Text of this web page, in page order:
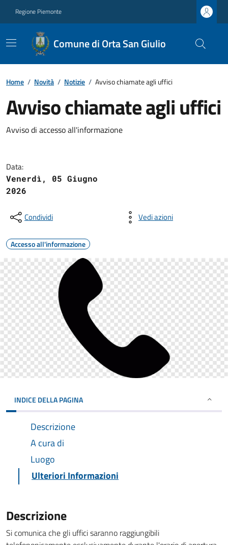
Regione Piemonte
Comune di Orta San Giulio
Home / Novità / Notizie / Avviso chiamate agli uffici
Avviso chiamate agli uffici
Avviso di accesso all'informazione
Data:
Venerdì, 05 Giugno
2026
Condividi Vedi azioni
Accesso all'informazione
INDICE DELLA PAGINA
Descrizione
A cura di
Luogo
Ulteriori Informazioni
Descrizione
Si comunica che gli uffici saranno raggiungibili